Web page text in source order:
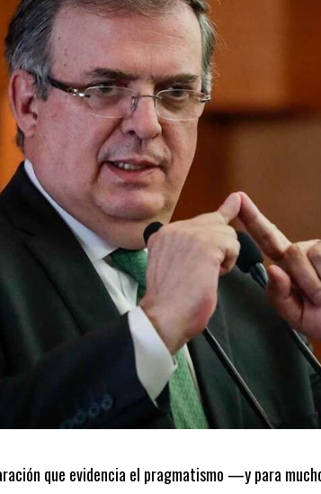
que evidencia el pragmatismo —y para